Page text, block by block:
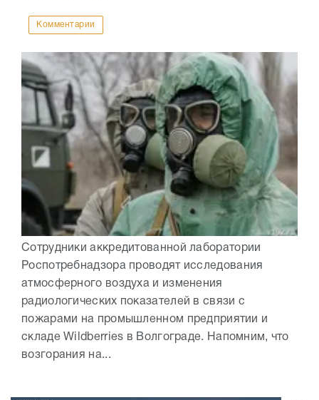
Комментарии
Сотрудники аккредитованной лаборатории
Роспотребнадзора проводят исследования
атмосферного воздуха и изменения
радиологических показателей в связи с
пожарами на промышленном предприятии и
складе Wildberries в Волгограде. Напомним, что
возгорания на...